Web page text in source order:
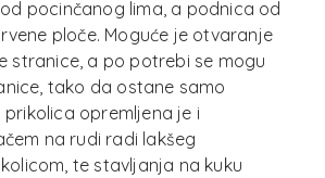
pocinčanog lima, a podnica od
ploče. Moguće je otvaranje
stranice, a po potrebi se mogu
tako da ostane samo
opremljena je i
na rudi radi lakšeg
te stavljanja na kuku